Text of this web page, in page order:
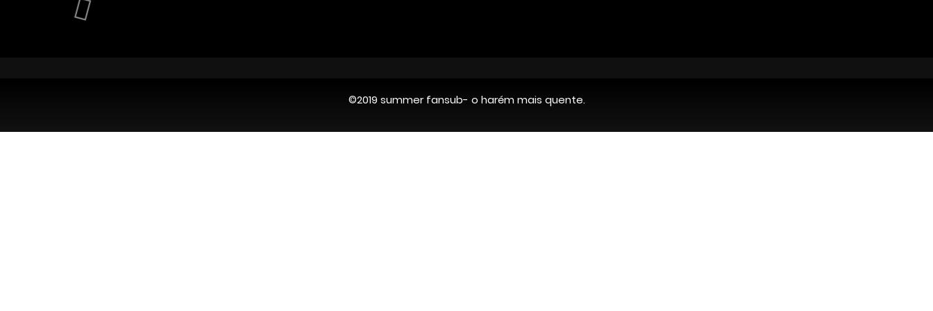
©2019 summer fansub- o harém mais quente.